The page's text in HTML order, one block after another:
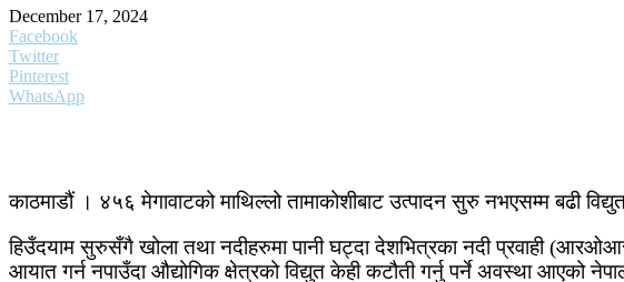
December 17, 2024
Facebook
Twitter
Pinterest
WhatsApp
काठमाडौं । ४५६ मेगावाटको माथिल्लो तामाकोशीबाट उत्पादन सुरु नभएसम्म बढी
हिउँदयाम सुरुसँगै खोला तथा नदीहरुमा पानी घट्दा देशभित्रका नदी प्रवाही
आयात गर्न नपाउँदा औद्योगिक क्षेत्रको विद्युत केही कटौती गर्नु पर्ने अवस्था आएको